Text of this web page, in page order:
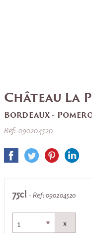
Château La
Bordeaux -
Ref: 090204520
75cl - Ref: 090204520
x